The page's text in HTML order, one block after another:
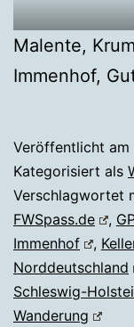
Malente,
Immenhof,
Veröffentlicht am
Kategorisiert als
Verschlagwortet
FWSpass.de
,
Immenhof
,
Norddeutschland
Schleswig-
Wanderung